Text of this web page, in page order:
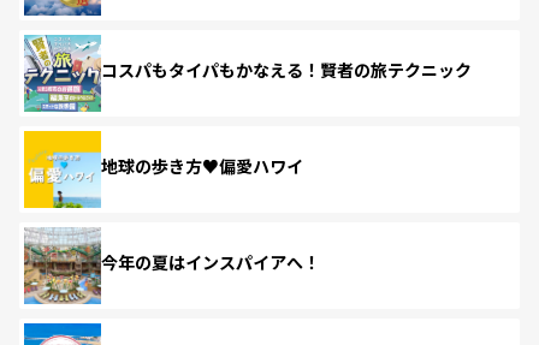
コスパもタイパもかなえる！賢者の旅テクニック
地球の歩き方♥偏愛ハワイ
今年の夏はインスパイアへ！